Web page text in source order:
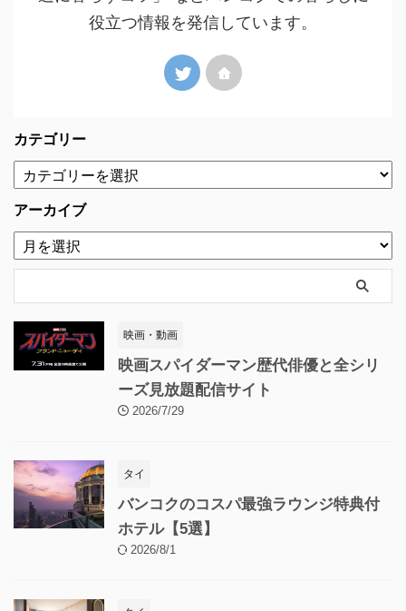
役立つ情報を発信しています。
カテゴリー
アーカイブ
映画・動画
映画スパイダーマン歴代俳優と全シリ
ーズ見放題配信サイト
2026/7/29
タイ
バンコクのコスパ最強ラウンジ特典付
ホテル【5選】
2026/8/1